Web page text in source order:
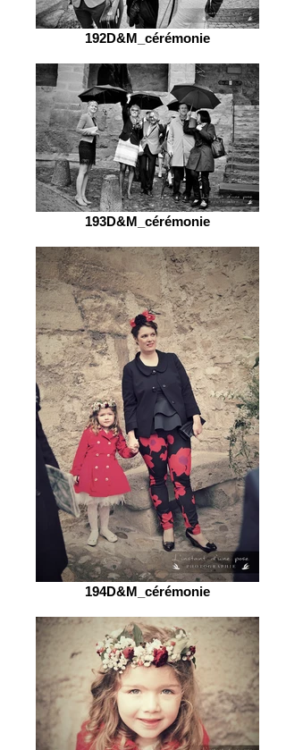
192D&M_cérémonie
193D&M_cérémonie
194D&M_cérémonie